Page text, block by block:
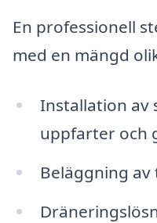
En professionell
med en mängd
Installation av
uppfarter och
Beläggning